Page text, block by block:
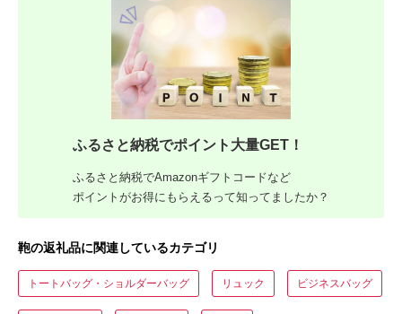
ふるさと納税でポイント大量GET！
ふるさと納税でAmazonギフトコードなど
ポイントがお得にもらえるって知ってましたか？
鞄の返礼品に関連しているカテゴリ
トートバッグ・ショルダーバッグ リュック ビジネスバッグ